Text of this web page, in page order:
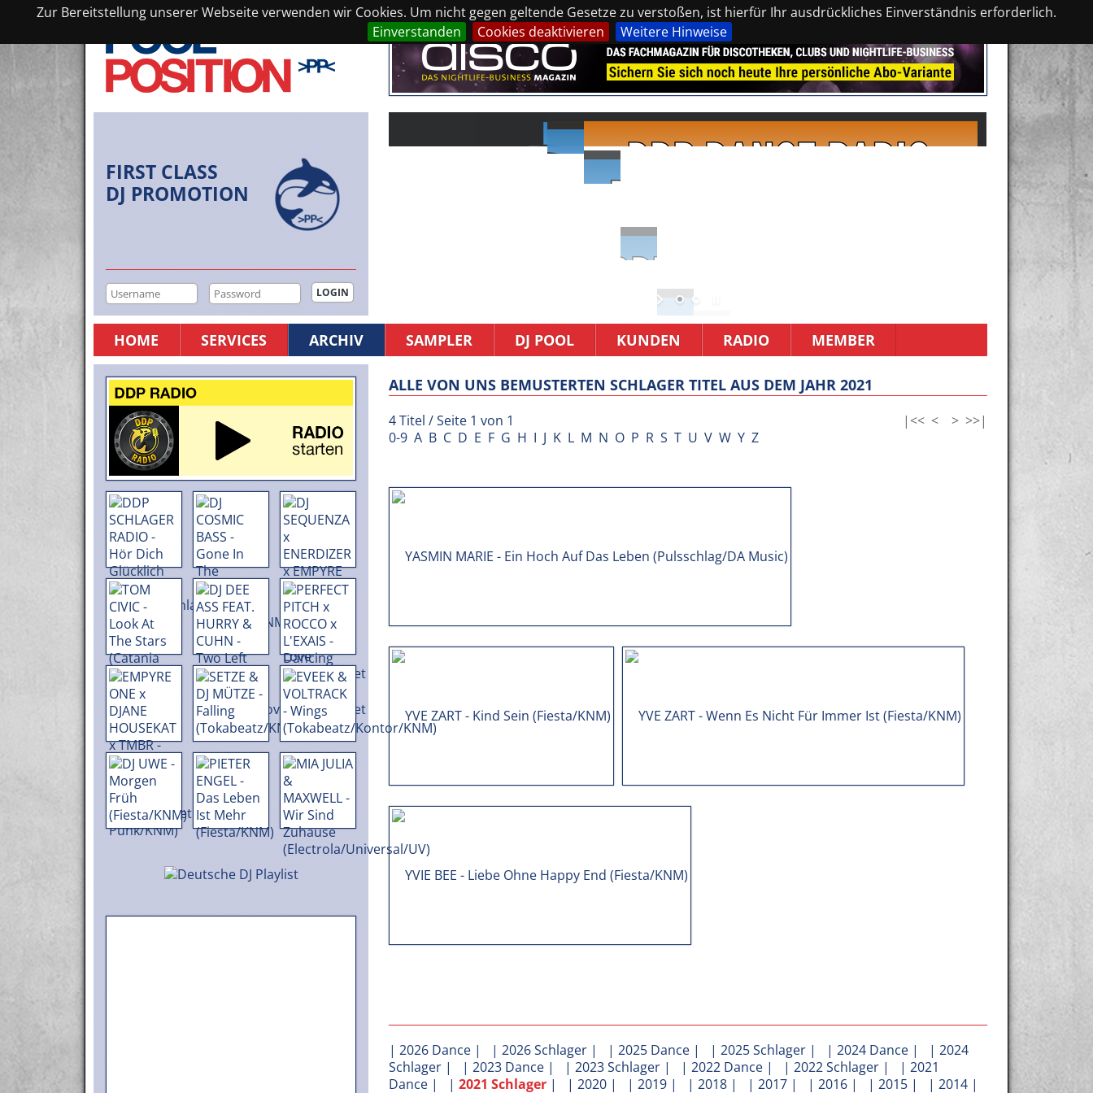
Zur Bereitstellung unserer Webseite verwenden wir Cookies. Um nicht gegen geltende Gesetze zu verstoßen, ist hierfür Ihr ausdrückliches Einverständnis erforderlich.
Einverstanden
Cookies deaktivieren Weitere Hinweise
FIRST CLASS
DJ PROMOTION
HOME SERVICES ARCHIV SAMPLER DJ POOL KUNDEN RADIO MEMBER
ALLE VON UNS BEMUSTERTEN SCHLAGER TITEL AUS DEM JAHR 2021
4 Titel / Seite 1 von 1 |<< < > >>|
0-9 A B C D E F G H I J K L M N O P R S T U V W Y Z
| 2026 Dance | | 2026 Schlager | | 2025 Dance | | 2025 Schlager | | 2024 Dance | | 2024
Schlager | | 2023 Dance | | 2023 Schlager | | 2022 Dance | | 2022 Schlager | | 2021
Dance | | 2021 Schlager | | 2020 | | 2019 | | 2018 | | 2017 | | 2016 | | 2015 | | 2014 |